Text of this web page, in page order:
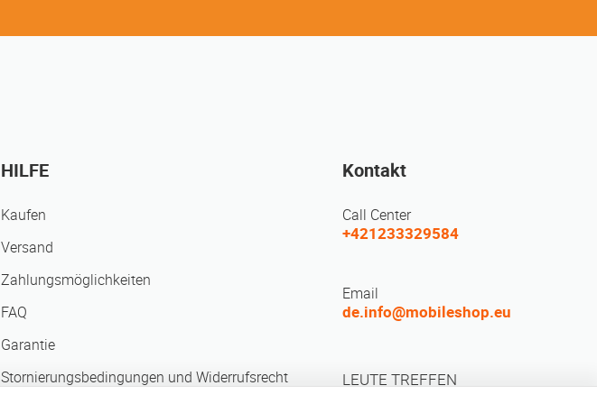
HILFE
Kaufen
Versand
Zahlungsmöglichkeiten
FAQ
Garantie
Stornierungsbedingungen und Widerrufsrecht
Kontakt
Call Center
+421233329584
Email
de.info@mobileshop.eu
LEUTE TREFFEN